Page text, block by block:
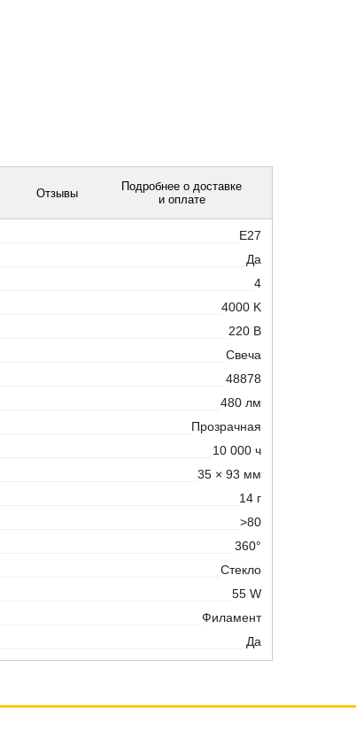
Отзывы
Подробнее о доставке
и оплате
E27
Да
4
4000 K
220 В
Свеча
48878
480 лм
Прозрачная
10 000 ч
35 × 93 мм
14 г
>80
360°
Стекло
55 W
Филамент
Да